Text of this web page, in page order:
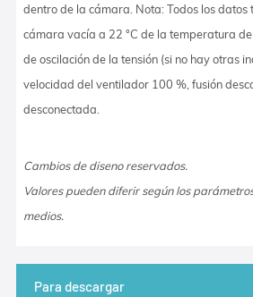
dentro de la cámara. Nota: Todos los datos
cámara vacía a 22 °C de la temperatura
de oscilación de la tensión (si no hay otras
velocidad del ventilador 100 %, fusión
desconectada.
Cambios de diseno reservados.
Valores pueden diferir según los
medios.
Para descargar